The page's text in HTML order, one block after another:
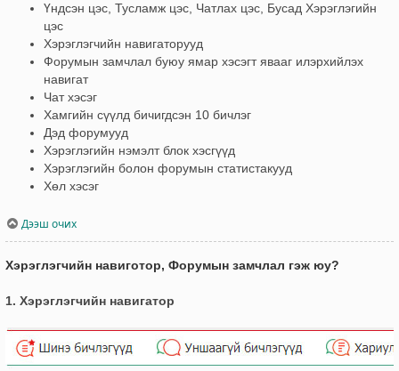
Үндсэн цэс, Тусламж цэс, Чатлах цэс, Бусад Хэрэглэгийн
цэс
Хэрэглэгчийн навигаторууд
Форумын замчлал буюу ямар хэсэгт явааг илэрхийлэх
навигат
Чат хэсэг
Хамгийн сүүлд бичигдсэн 10 бичлэг
Дэд форумууд
Хэрэглэгийн нэмэлт блок хэсгүүд
Хэрэглэгийн болон форумын статистакууд
Хөл хэсэг
Дээш очих
Хэрэглэгчийн навиготор, Форумын замчлал гэж юу?
1. Хэрэглэгчийн навигатор